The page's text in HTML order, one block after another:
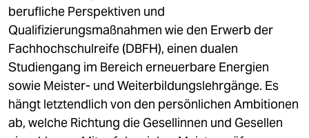
berufliche Perspektiven und
Qualifizierungsmaßnahmen wie den Erwerb der
Fachhochschulreife (DBFH), einen dualen
Studiengang im Bereich erneuerbare Energien
sowie Meister- und Weiterbildungslehrgänge. Es
hängt letztendlich von den persönlichen Ambitionen
ab, welche Richtung die Gesellinnen und Gesellen